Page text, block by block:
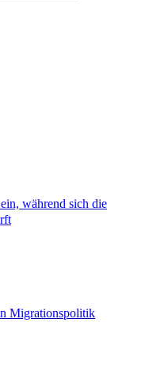
während sich die
Migrationspolitik